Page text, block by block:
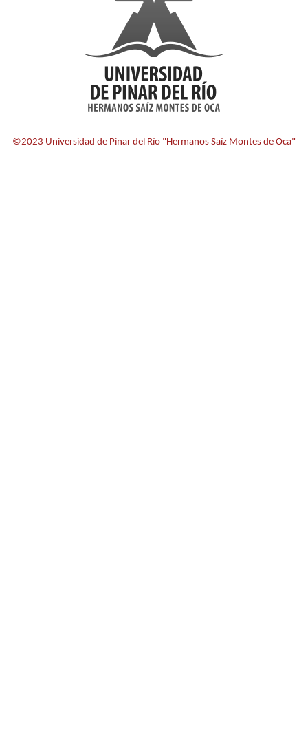
©2023 Universidad de Pinar del Río "Hermanos Saíz Montes de Oca"